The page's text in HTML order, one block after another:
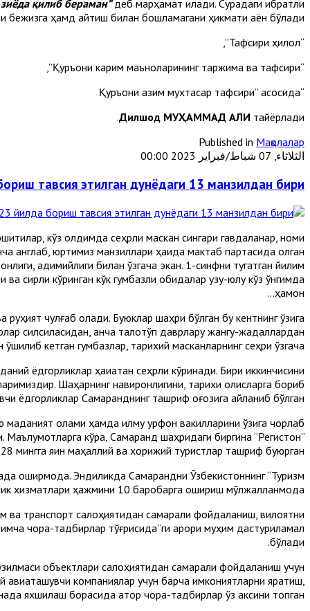
қилиб бераман”деб марҳамат қилади. Сурадаги ибратли
бежизга ҳамд айтиш билан бошламагани ҳикмати аён бўлади.
“Тафсири ҳилол”,
“Қуръони карим маъноларининг таржима ва тафсири”,
“Қуръони азим мухтасар тафсири” асосида
Дилшод МУҲАММАД АЛИ тайёрлади.
Published in Мақолалар
الثلاثاء, 07 شباط/فبراير 2023 00:00
тавсия этилган дунёдаги 13 манзилдан бири
кўз олдимда сеҳрли маскан сингари гавдаланар, номи
англаб, юртимиз манзиллари ҳақида мактаб партасида олган
қадимийлиги билан ўзгача экан. 1-синфни тугатган йилим
кўринган кўк гумбазли обидалар узуқ-юлуқ кўз ўнгимда
ҳамон...
чулғаб олади. Буюклар шаҳри бўлган бу кентнинг ўзига
силсиласидан, қанча талотўп даврлару жангу-жадаллардан
кетган гумбазлар, тарихий масканларнинг сеҳри ўзгача.
ёдгорликлар ҳақиқатан сеҳрли кўринади. Бири иккинчисини
Шаҳарнинг навқиронлигини, тарихи олисларга бориб
ёдгорликлар Самарқанднинг ташриф қоғозига айланиб бўлган.
олами ҳамда илму урфон вакилларини ўзига чорлаб
кўра, Самарқанд шаҳридаги биргина “Регистон”
мингга яқин маҳаллий ва хорижий туристлар ташриф буюрган.
оширмоқда. Эндиликда Самарқандни Ўзбекистоннинг “Туризм
хизматлари ҳажмини 10 баробарга ошириш мўлжалланмоқда.
ва транспорт салоҳиятидан самарали фойдаланиш, вилоятни
чора-тадбирлар тўғрисида”ги қарори муҳим дастуриламал
бўлади.
объектлари салоҳиятидан самарали фойдаланиш учун
авиаташувчи компаниялар учун барча имкониятларни яратиш,
яхшилаш борасида қатор чора-тадбирлар ўз аксини топган.